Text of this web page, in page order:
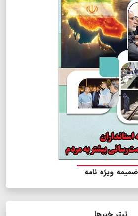
ضمیمه ویژه نامه